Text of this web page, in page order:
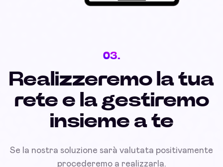
03.
Realizzeremo la tua
rete e la gestiremo
insieme a te
Se la nostra soluzione sarà valutata positivamente
procederemo a realizzarla.